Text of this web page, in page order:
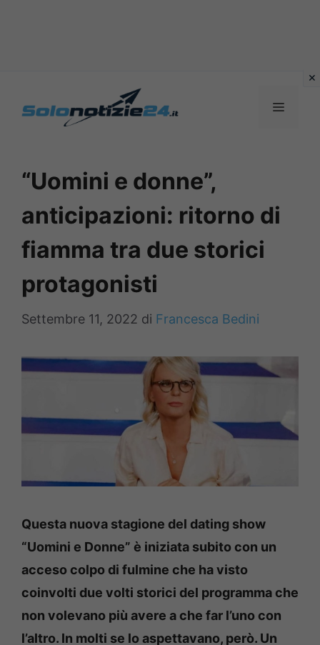
MENU
“Uomini e donne”,
anticipazioni: ritorno di
fiamma tra due storici
protagonisti
Settembre 11, 2022 di Francesca Bedini
Questa nuova stagione del dating show
“Uomini e Donne” è iniziata subito con un
acceso colpo di fulmine che ha visto
coinvolti due volti storici del programma che
non volevano più avere a che far l’uno con
l’altro. In molti se lo aspettavano, però. Un